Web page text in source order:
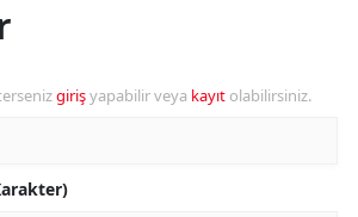
girişyapabilir veya kayıt olabilirsiniz.